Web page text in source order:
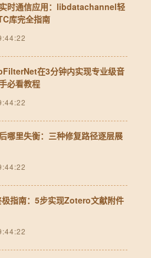
时通信应用：libdatachannel轻
库完全指南
在3分钟内实现专业级音
必看教程
哪里失衡：三种修复路径逐层展
指南：5步实现Zotero文献附件